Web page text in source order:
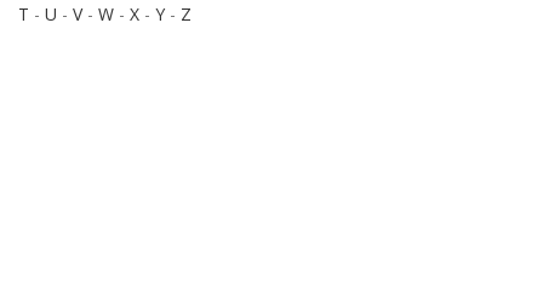
T - U - V- W - X - Y - Z